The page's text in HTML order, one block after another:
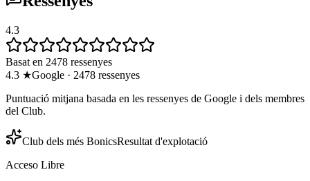
4.3
Basat en 2478 ressenyes
4.3 ★Google · 2478 ressenyes
Puntuació mitjana basada en les ressenyes de Google i dels membres
del Club.
Club dels més BonicsResultat d'explotació
Acceso Libre